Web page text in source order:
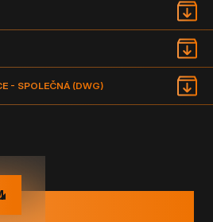
- SPOLEČNÁ (DWG)